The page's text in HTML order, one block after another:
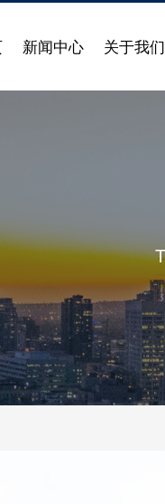
新闻中心 关于我们